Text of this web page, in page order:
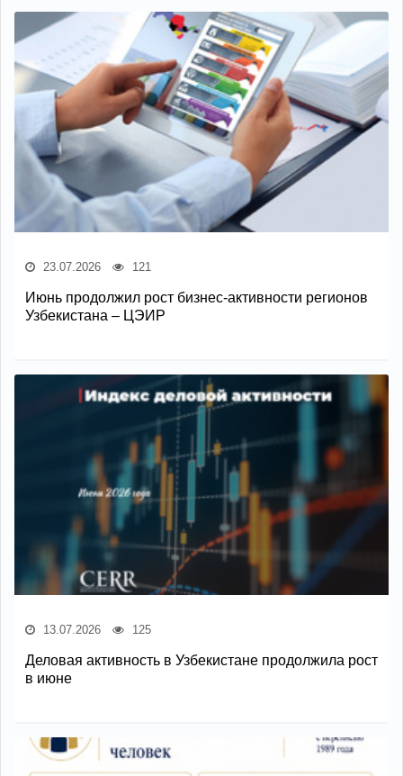
23.07.2026 121
Июнь продолжил рост бизнес-активности регионов
Узбекистана – ЦЭИР
13.07.2026 125
Деловая активность в Узбекистане продолжила рост
в июне